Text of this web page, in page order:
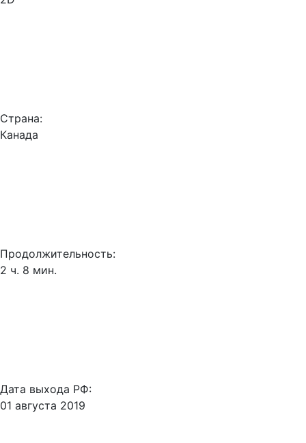
Страна:
Канада
Продолжительность:
2 ч. 8 мин.
Дата выхода РФ:
01 августа 2019